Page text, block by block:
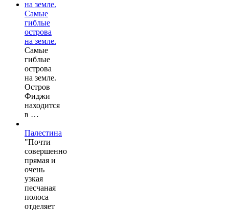
Самые
гиблые
острова
на земле.
Самые
гиблые
острова
на земле.
Остров
Фиджи
находится
в …
Палестина
"Почти
совершенно
прямая и
очень
узкая
песчаная
полоса
отделяет